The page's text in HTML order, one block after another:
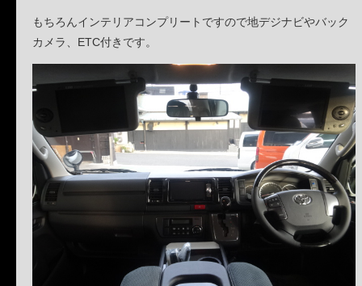
もちろんインテリアコンプリートですので地デジナビやバック
カメラ、ETC付きです。